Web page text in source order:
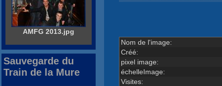
Nom de l'image:
Créé:
pixel image:
échelleImage:
Visites:
AMFG 2013.jpg
Sauvegarde du
Train de la Mure